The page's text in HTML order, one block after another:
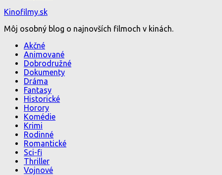
Kinofilmy.sk
Môj osobný blog o najnovších filmoch v kinách.
Akčné
Animované
Dobrodružné
Dokumenty
Dráma
Fantasy
Historické
Horory
Komédie
Krimi
Rodinné
Romantické
Sci-fi
Thriller
Vojnové